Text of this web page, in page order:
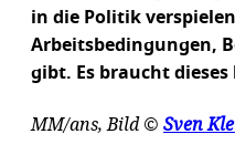
in die Politik
Arbeitsbedingungen,
gibt. Es braucht
MM/ans, Bild © Sven